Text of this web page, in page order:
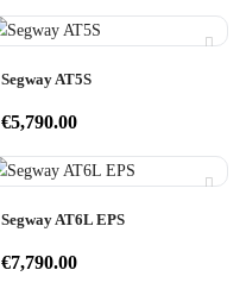
Segway AT5S
€5,790.00
Segway AT6L EPS
€7,790.00